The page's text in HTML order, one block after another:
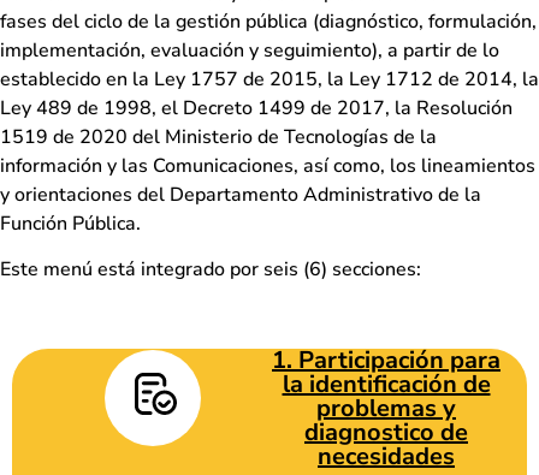
fases del ciclo de la gestión pública (diagnóstico, formulación,
implementación, evaluación y seguimiento), a partir de lo
establecido en la Ley 1757 de 2015, la Ley 1712 de 2014, la
Ley 489 de 1998, el Decreto 1499 de 2017, la Resolución
1519 de 2020 del Ministerio de Tecnologías de la
información y las Comunicaciones, así como, los lineamientos
y orientaciones del Departamento Administrativo de la
Función Pública.
Este menú está integrado por seis (6) secciones:
1. Participación para
la identificación de
problemas y
diagnostico de
necesidades